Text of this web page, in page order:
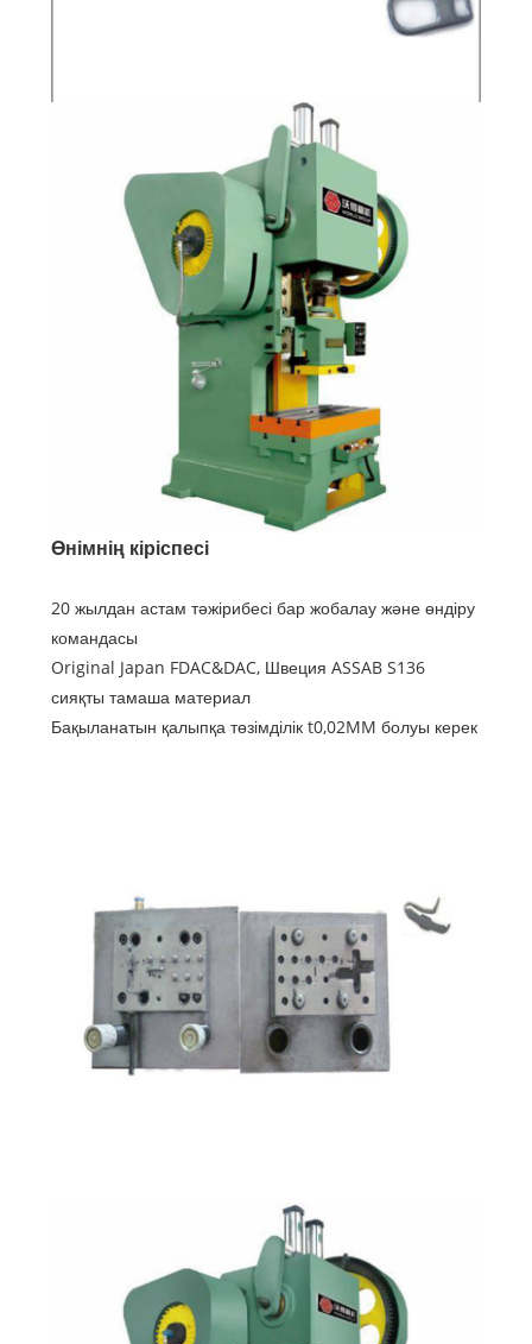
Өнімнің кіріспесі
20 жылдан астам тәжірибесі бар жобалау және өндіру
командасы
Original Japan FDAC&DAC, Швеция ASSAB S136
сияқты тамаша материал
Бақыланатын қалыпқа төзімділік t0,02MM болуы керек